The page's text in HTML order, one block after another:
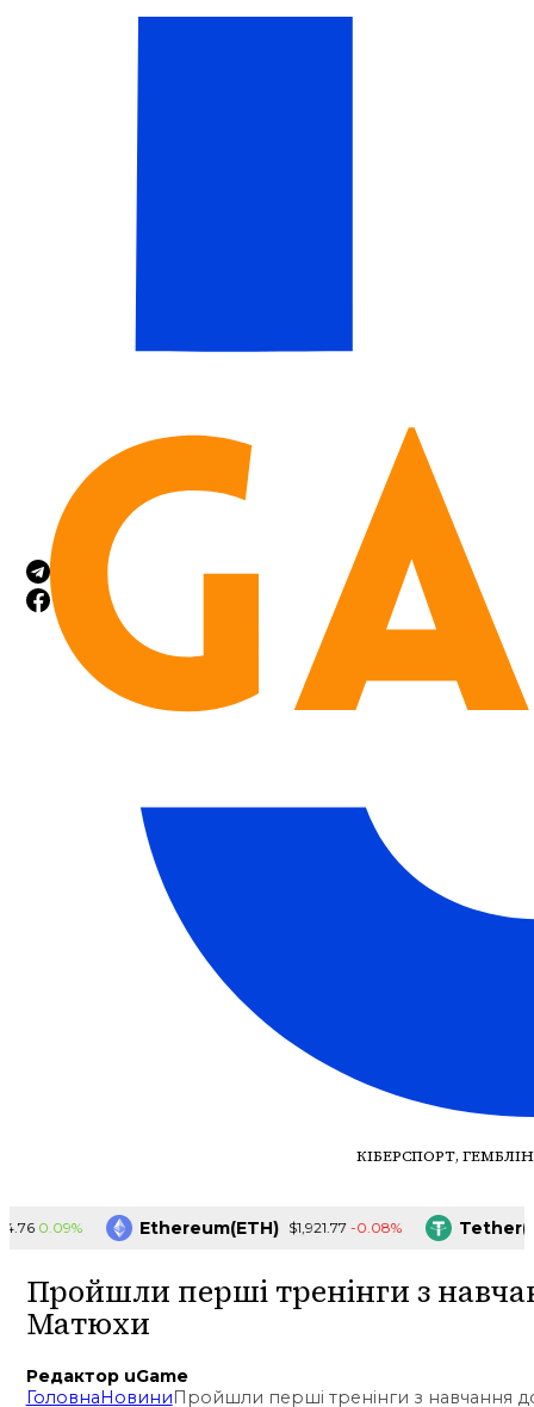
КІБЕРСПОРТ,
Ethereum(ETH) $1,921.77 -0.08%
Пройшли перші тренінги з
Матюхи
Редактор uGame
ГоловнаНовиниПройшли перші тренінги з навчання